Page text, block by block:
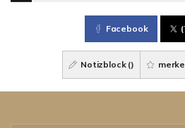
Facebook
Notizblock ()